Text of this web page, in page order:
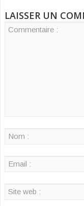
LAISSER UN